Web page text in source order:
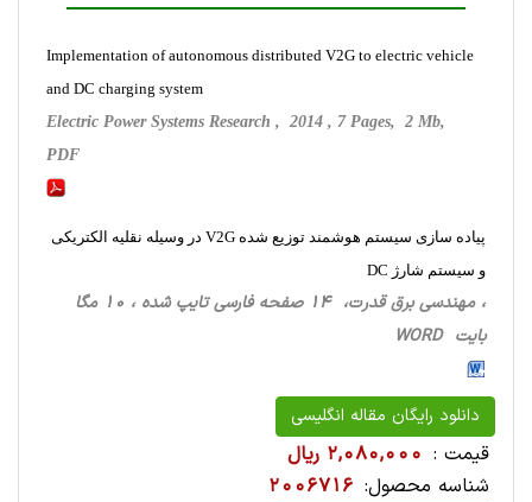
Implementation of autonomous distributed V2G to electric vehicle
and DC charging system
Electric Power Systems Research , 2014 , 7 Pages, 2 Mb,
PDF
پیاده سازی سیستم هوشمند توزیع شده V2G در وسیله نقلیه الکتریکی
و سیستم شارژ DC
، مهندسی برق قدرت، 14 صفحه فارسی تایپ شده ، 10 مگا
بایت WORD
دانلود رایگان مقاله انگلیسی
قیمت : 2,080,000 ریال
شناسه محصول: 2006716